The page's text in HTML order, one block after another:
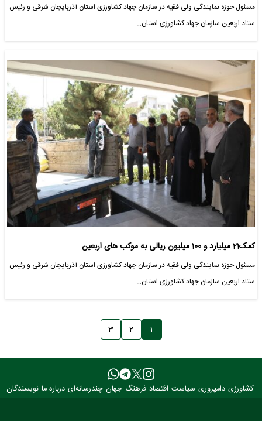
مسئول حوزه نمایندگی ولی فقیه در سازمان جهاد کشاورزی استان آذربایجان شرقی و رئیس
ستاد اربعین سازمان جهاد کشاورزی استان…
کمک21 میلیارد و 100 میلیون ریالی به موکب های اربعین
مسئول حوزه نمایندگی ولی فقیه در سازمان جهاد کشاورزی استان آذربایجان شرقی و رئیس
ستاد اربعین سازمان جهاد کشاورزی استان…
۱ ۲ ۳
کشاورزی دامپروری سیاست اقتصاد فرهنگ جهان چندرسانه‌ای درباره ما نویسندگان